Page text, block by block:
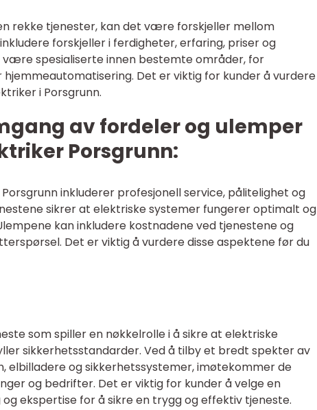
rekke tjenester, kan det være forskjeller mellom
forskjeller i ferdigheter, erfaring, priser og
være spesialiserte innen bestemte områder, for
Det er viktig for kunder å vurdere
i Porsgrunn.
av fordeler og ulemper
Porsgrunn:
inkluderer profesjonell service, pålitelighet og
sikrer at elektriske systemer fungerer optimalt og
kan inkludere kostnadene ved tjenestene og
Det er viktig å vurdere disse aspektene før du
som spiller en nøkkelrolle i å sikre at elektriske
sikkerhetsstandarder. Ved å tilby et bredt spekter av
elbilladere og sikkerhetssystemer, imøtekommer de
og bedrifter. Det er viktig for kunder å velge en
ekspertise for å sikre en trygg og effektiv tjeneste.